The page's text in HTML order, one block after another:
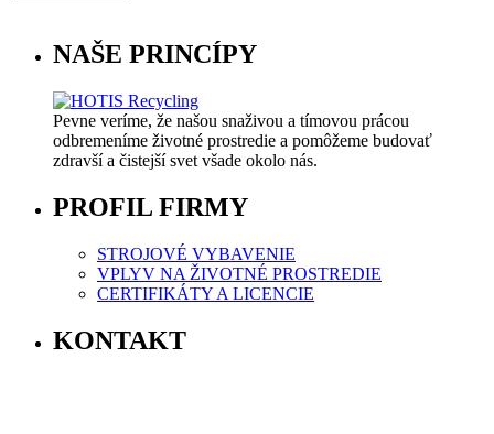
NAŠE PRINCÍPY
Pevne veríme, že našou snaživou a tímovou prácou
odbremeníme životné prostredie a pomôžeme budovať
zdravší a čistejší svet všade okolo nás.
PROFIL FIRMY
STROJOVÉ VYBAVENIE
VPLYV NA ŽIVOTNÉ PROSTREDIE
CERTIFIKÁTY A LICENCIE
KONTAKT